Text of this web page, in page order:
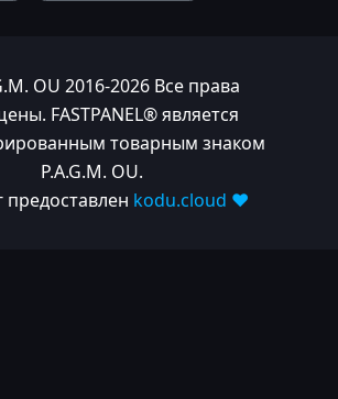
OU 2016-2026 Все права
FASTPANEL® является
товарным знаком
P.A.G.M. OU.
предоставлен kodu.cloud ❤️